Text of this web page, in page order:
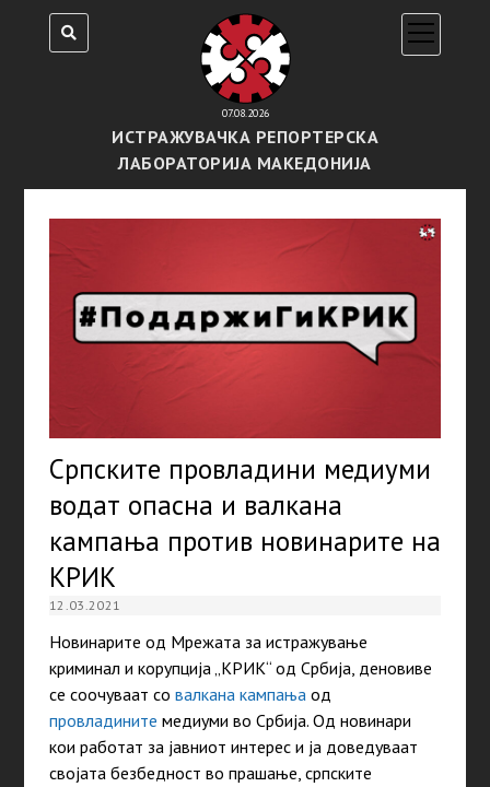
07.08.2026
ИСТРАЖУВАЧКА РЕПОРТЕРСКА
ЛАБОРАТОРИЈА МАКЕДОНИЈА
open
menu
Српските провладини медиуми
водат опасна и валкана
кампања против новинарите на
КРИК
12.03.2021
Новинарите од Мрежата за истражување
криминал и корупција „КРИК“ од Србија, деновиве
се соочуваат со валкана кампањаод
провладините медиуми во Србија. Од новинари
кои работат за јавниот интерес и ја доведуваат
својата безбедност во прашање, српските